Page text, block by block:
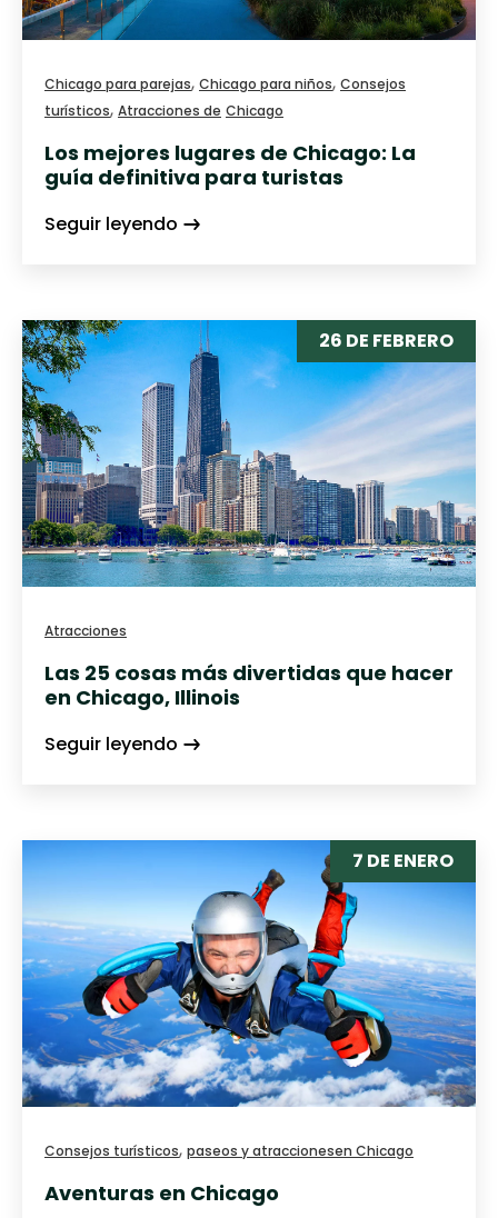
Chicago para parejas, Chicago para niños, Consejos
turísticos, Atracciones de Chicago
Los mejores lugares de Chicago: La
guía definitiva para turistas
Seguir leyendo
26 DE FEBRERO
Atracciones
Las 25 cosas más divertidas que hacer
en Chicago, Illinois
Seguir leyendo
7 DE ENERO
Consejos turísticos, paseos y atraccionesen Chicago
Aventuras en Chicago